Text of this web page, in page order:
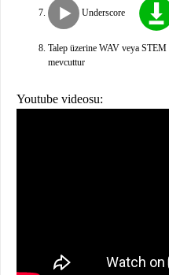
Underscore
Talep üzerine WAV veya STEM
mevcuttur
Youtube videosu: